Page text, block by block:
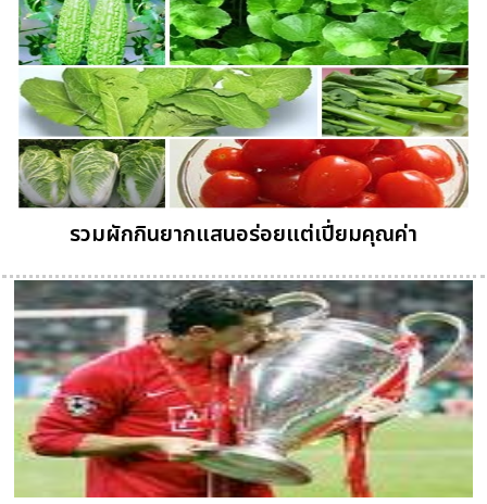
รวมผักกินยากแสนอร่อยแต่เปี่ยมคุณค่า